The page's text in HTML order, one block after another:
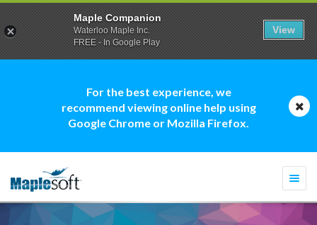
For the best experience, we
recommend viewing online help using
Google Chrome or Mozilla Firefox.
Maple Companion
Waterloo Maple Inc.
FREE - In Google Play
View